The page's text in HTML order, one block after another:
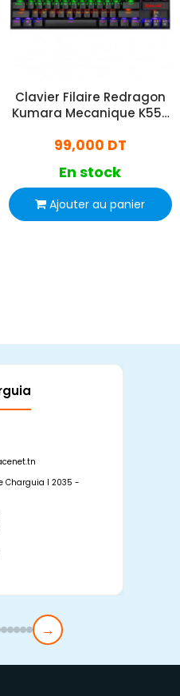
Clavier Filaire Redragon
Kumara Mecanique K552
99,000 DT
En stock
Ajouter au panier
Charguia I 2035 -
→